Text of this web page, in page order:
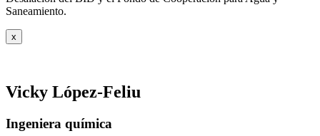
Saneamiento.
x
Vicky López-Feliu
Ingeniera química